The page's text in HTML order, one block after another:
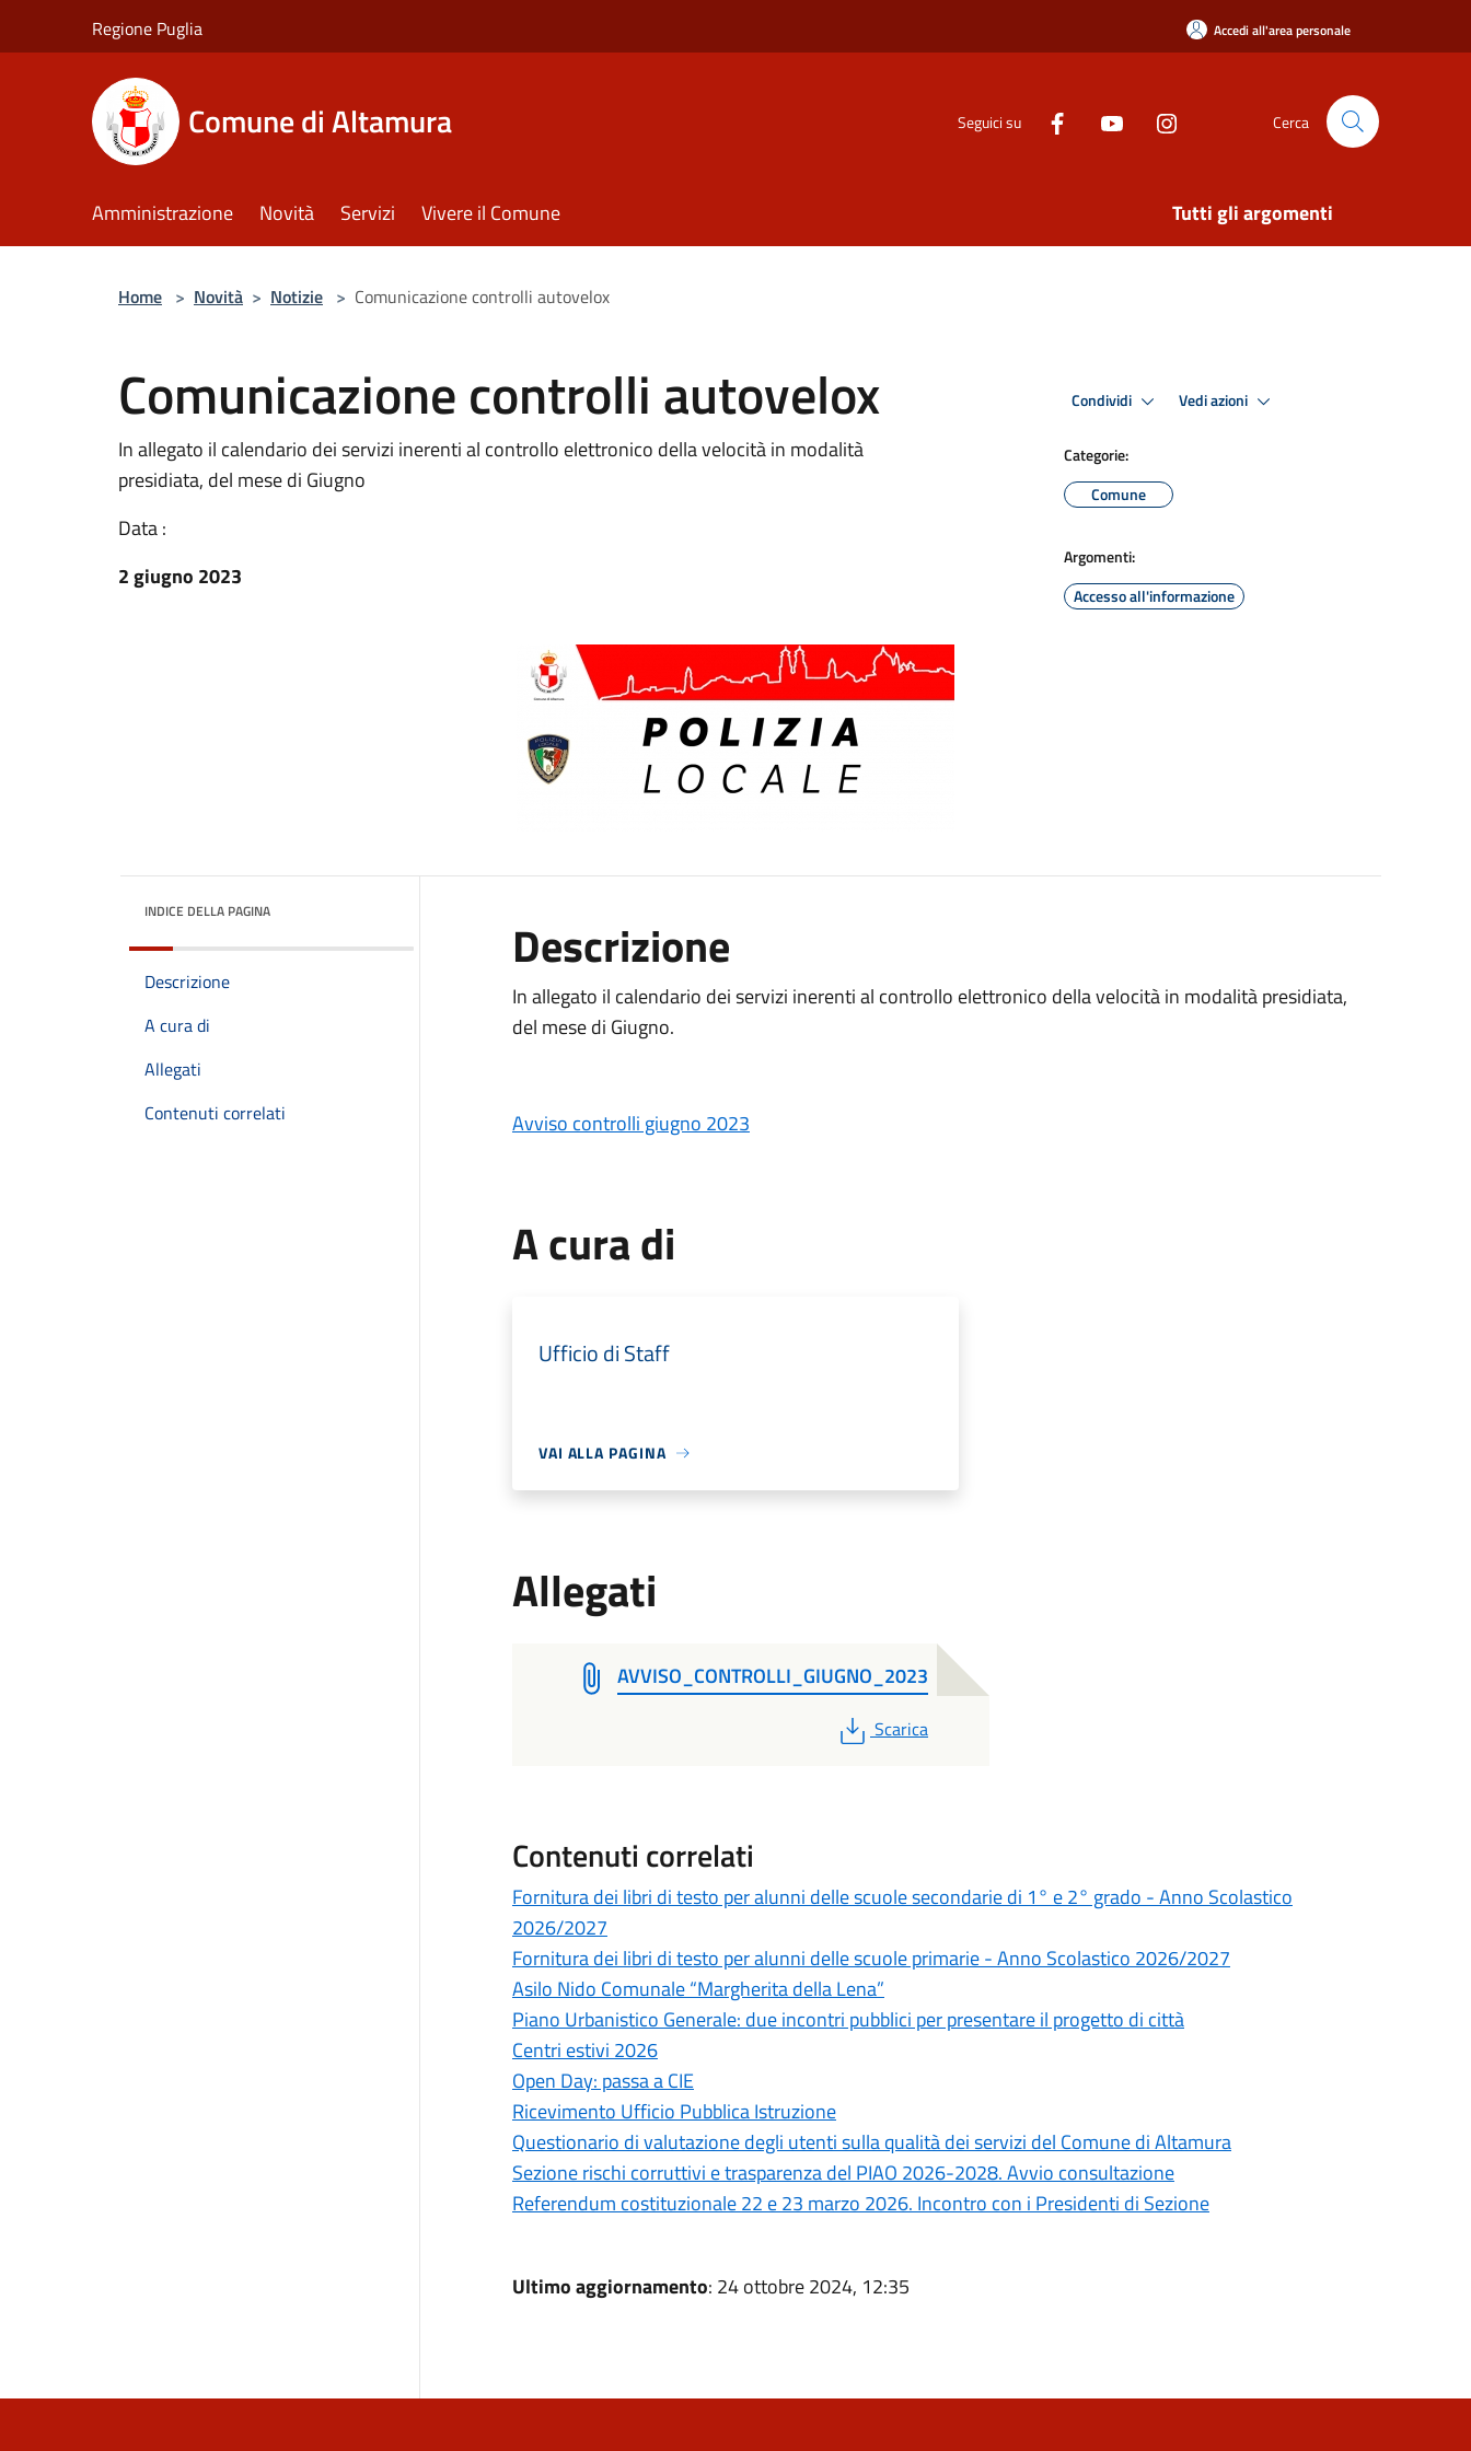
Regione Puglia Accedi all'area personale
Comune di Altamura Seguici su Cerca
Amministrazione Novità Servizi Vivere il Comune Tutti gli argomenti
Home > Novità > Notizie > Comunicazione controlli autovelox
Comunicazione controlli autovelox
In allegato il calendario dei servizi inerenti al controllo elettronico della velocità in modalità
presidiata, del mese di Giugno
Data :
2 giugno 2023
Condividi Vedi azioni
Categorie:
Comune
Argomenti:
Accesso all'informazione
INDICE DELLA PAGINA
Descrizione
A cura di
Allegati
Contenuti correlati
Descrizione
In allegato il calendario dei servizi inerenti al controllo elettronico della velocità in modalità presidiata,
del mese di Giugno.
Avviso controlli giugno 2023
A cura di
Ufficio di Staff
VAI ALLA PAGINA
Allegati
AVVISO_CONTROLLI_GIUGNO_2023
PDF
Scarica
Contenuti correlati
Fornitura dei libri di testo per alunni delle scuole secondarie di 1° e 2° grado - Anno Scolastico
2026/2027
Fornitura dei libri di testo per alunni delle scuole primarie - Anno Scolastico 2026/2027
Asilo Nido Comunale “Margherita della Lena”
Piano Urbanistico Generale: due incontri pubblici per presentare il progetto di città
Centri estivi 2026
Open Day: passa a CIE
Ricevimento Ufficio Pubblica Istruzione
Questionario di valutazione degli utenti sulla qualità dei servizi del Comune di Altamura
Sezione rischi corruttivi e trasparenza del PIAO 2026-2028. Avvio consultazione
Referendum costituzionale 22 e 23 marzo 2026. Incontro con i Presidenti di Sezione
Ultimo aggiornamento: 24 ottobre 2024, 12:35